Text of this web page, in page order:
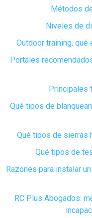
Métodos
Niveles de
Outdoor training,
Portales
Principales
Qué tipos de
Qué tipos de sierras
Qué tipos de
Razones para instalar
RC Plus Abogados: